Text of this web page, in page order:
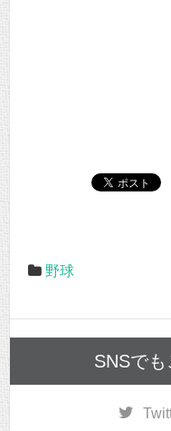
野球
SNSでも